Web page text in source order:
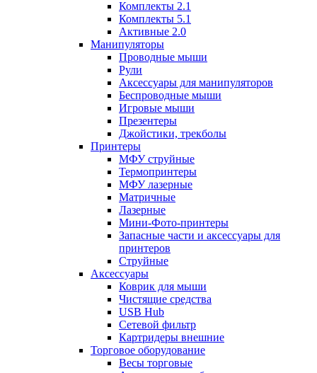
Комплекты 2.1
Комплекты 5.1
Активные 2.0
Манипуляторы
Проводные мыши
Рули
Аксессуары для манипуляторов
Беспроводные мыши
Игровые мыши
Презентеры
Джойстики, трекболы
Принтеры
МФУ струйные
Термопринтеры
МФУ лазерные
Матричные
Лазерные
Мини-Фото-принтеры
Запасные части и аксессуары для
принтеров
Струйные
Аксессуары
Коврик для мыши
Чистящие средства
USB Hub
Сетевой фильтр
Картридеры внешние
Торговое оборудование
Весы торговые